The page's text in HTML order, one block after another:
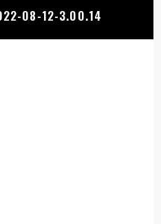
08-12-3.00.14